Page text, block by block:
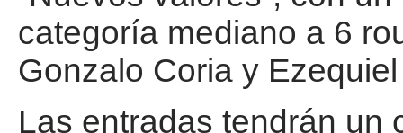
categoría mediano a 6
Gonzalo Coria y
Las entradas tendrán un